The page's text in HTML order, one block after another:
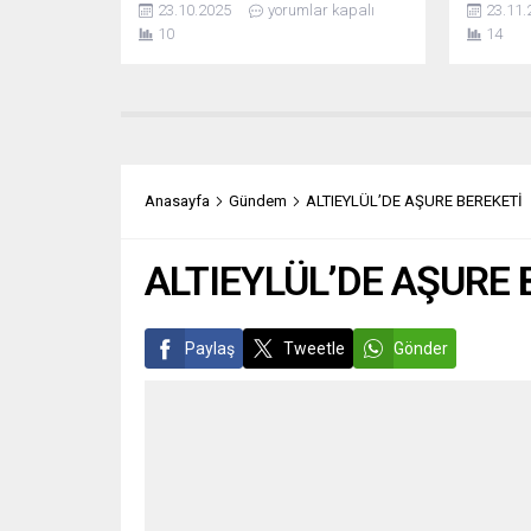
ARITMA TESİSİ YATIRIMI Balıkesir
Büyükşehir Belediye Başkanı
23.10.2025
yorumlar kapalı
10
bir
kuralı
sert
14
Anasayfa Gündem ALTIEYLÜL’DE AŞURE BEREKETİ
ALTIEYLÜL’DE AŞURE
Paylaş Tweetle Gönder